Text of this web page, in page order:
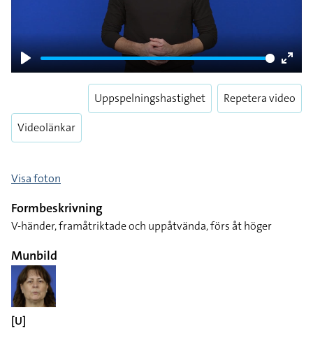
Play
Enter
Videolänkar
Uppspelningshastighet Repetera video
Visa foton
Formbeskrivning
V-händer, framåtriktade och uppåtvända, förs åt höger
Munbild
[U]